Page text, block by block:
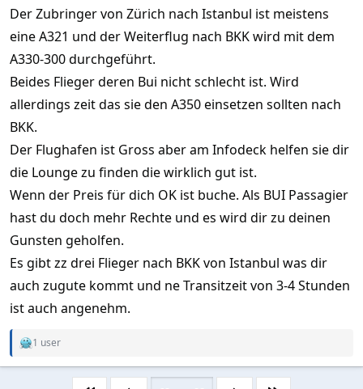
Der Zubringer von Zürich nach Istanbul ist meistens
eine A321 und der Weiterflug nach BKK wird mit dem
A330-300 durchgeführt.
Beides Flieger deren Bui nicht schlecht ist. Wird
allerdings zeit das sie den A350 einsetzen sollten nach
BKK.
Der Flughafen ist Gross aber am Infodeck helfen sie dir
die Lounge zu finden die wirklich gut ist.
Wenn der Preis für dich OK ist buche. Als BUI Passagier
hast du doch mehr Rechte und es wird dir zu deinen
Gunsten geholfen.
Es gibt zz drei Flieger nach BKK von Istanbul was dir
auch zugute kommt und ne Transitzeit von 3-4 Stunden
ist auch angenehm.
R
1 user